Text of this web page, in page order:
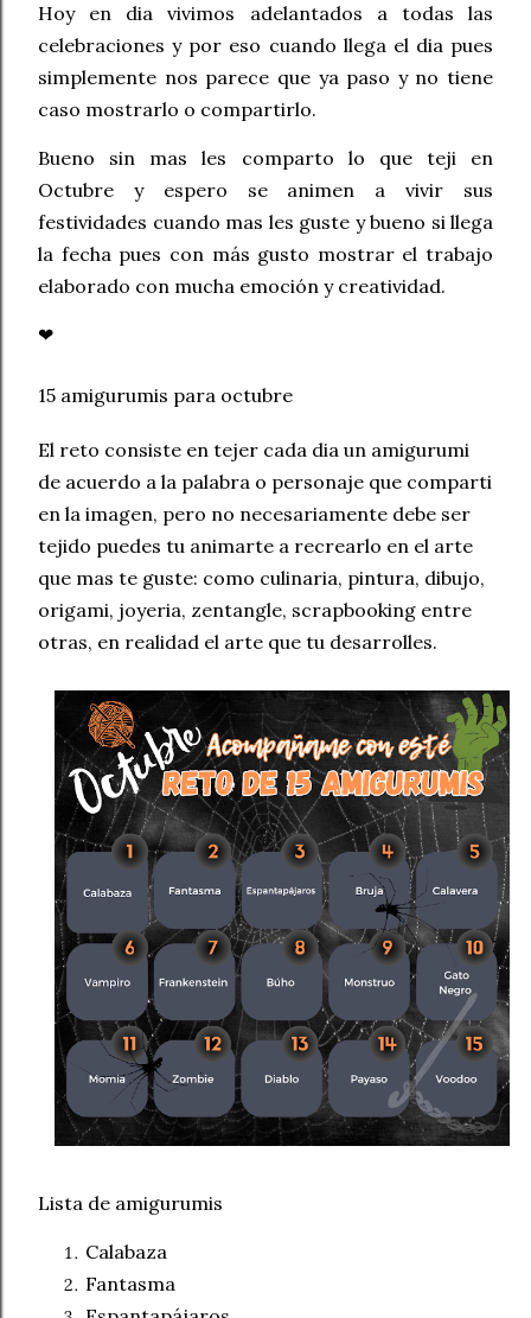
Hoy en dia vivimos adelantados a todas las
celebraciones y por eso cuando llega el dia pues
simplemente nos parece que ya paso y no tiene
caso mostrarlo o compartirlo.
Bueno sin mas les comparto lo que teji en
Octubre y espero se animen a vivir sus
festividades cuando mas les guste y bueno si llega
la fecha pues con más gusto mostrar el trabajo
elaborado con mucha emoción y creatividad.
❤
15 amigurumis para octubre
El reto consiste en tejer cada dia un amigurumi
de acuerdo a la palabra o personaje que comparti
en la imagen, pero no necesariamente debe ser
tejido puedes tu animarte a recrearlo en el arte
que mas te guste: como culinaria, pintura, dibujo,
origami, joyeria, zentangle, scrapbooking entre
otras, en realidad el arte que tu desarrolles.
Lista de amigurumis
Calabaza
Fantasma